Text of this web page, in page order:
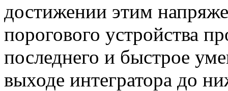
достижении этим
порогового устройства
последнего и быстрое
выходе интегратора до